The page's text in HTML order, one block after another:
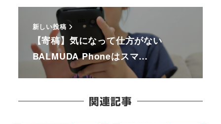
新しい投稿
【寄稿】気になって仕方がない
BALMUDA Phoneはスマ…
関連記事